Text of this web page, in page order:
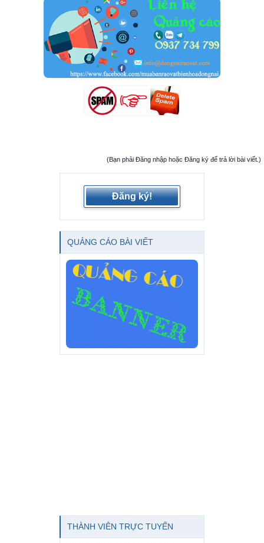
(Bạn phải Đăng nhập hoặc Đăng ký để trả lời bài viết.)
Đăng ký!
QUẢNG CÁO BÀI VIẾT
THÀNH VIÊN TRỰC TUYẾN